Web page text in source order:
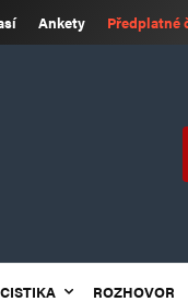
Ankety Předplatné
ROZHOVOR